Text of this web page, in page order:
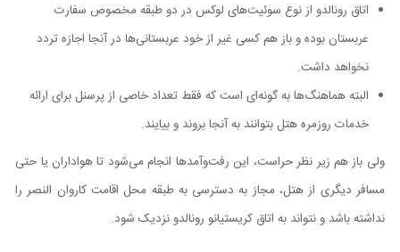
اتاق رونالدو از نوع سوئیت‌های لوکس در دو طبقه مخصوص سفارت
عربستان بوده و باز هم کسی غیر از خود عربستانی‌ها در آنجا اجازه تردد
نخواهد داشت.
البته هماهنگ‌ها به گونه‌ای است که فقط تعداد خاصی از پرسنل برای ارائه
خدمات روزمره هتل بتوانند به آنجا بروند و بیایند.
ولی باز هم زیر نظر حراست، این رفت‌وآمدها انجام می‌شود تا هواداران یا حتی
مسافر دیگری از هتل، مجاز به دسترسی به طبقه محل اقامت کاروان النصر را
نداشته باشد و نتواند به اتاق کریستیانو رونالدو نزدیک شود.